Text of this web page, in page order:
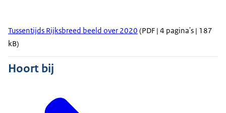
Tussentijds Rijksbreed beeld over 2020 (PDF | 4 pagina's | 187
kB)
Hoort bij